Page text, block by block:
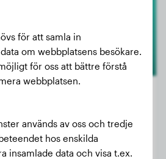
17 kg
2 år, 5 månader
för att samla in
om webbplatsens besökare.
för oss att bättre förstå
webbplatsen.
används av oss och tredje
hos enskilda
insamlade data och visa t.ex.